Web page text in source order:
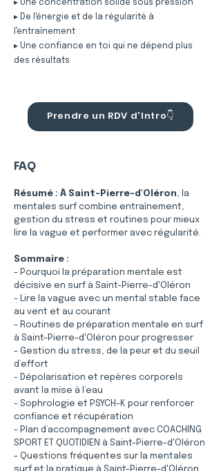
▸ Une concentration solide sous pression
▸ De l'énergie et de la régularité à
l'entraînement
▸ Une confiance en toi qui ne dépend plus
des résultats
Prendre un RDV d'Intro👇
FAQ
Résumé : À Saint-Pierre-d'Oléron, la
mentales surf combine entraînement,
gestion du stress et routines pour mieux
lire la vague et performer avec régularité.
Sommaire :
- Pourquoi la préparation mentale est
décisive en surf à Saint-Pierre-d'Oléron
- Lire la vague avec un mental stable face
au vent et au courant
- Routines de préparation mentale en surf
à Saint-Pierre-d'Oléron pour progresser
- Gestion du stress, de la peur et du seuil
d’effort
- Dépolarisation et repères corporels
avant la mise à l’eau
- Sophrologie et PSYCH-K pour renforcer
confiance et récupération
- Plan d’accompagnement avec COACHING
SPORT ET QUOTIDIEN à Saint-Pierre-d'Oléron
- Questions fréquentes sur la mentales